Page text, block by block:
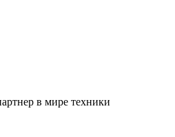
в мире техники